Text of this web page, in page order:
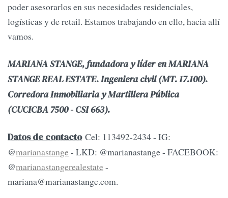
poder asesorarlos en sus necesidades residenciales,
logísticas y de retail. Estamos trabajando en ello, hacia allí
vamos.
MARIANA STANGE, fundadora y líder en MARIANA
STANGE REAL ESTATE. Ingeniera civil (MT. 17.100).
Corredora Inmobiliaria y Martillera Pública
(CUCICBA 7500 - CSI 663).
Datos de contactoCel: 113492-2434 - IG:
@marianastange- LKD: @marianastange - FACEBOOK:
@marianastangerealestate-
mariana@marianastange.com.